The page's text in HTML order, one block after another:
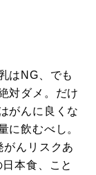
はNG、でも
対ダメ。だけ
がんに良くな
に飲むべし。
んリスクあ
本食、こと